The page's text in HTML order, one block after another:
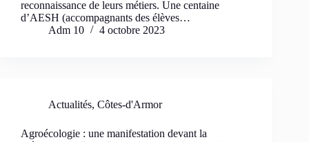
reconnaissance de leurs métiers. Une centaine
d’AESH (accompagnants des élèves…
Adm 10
4 octobre 2023
Actualités, Côtes-d'Armor
Agroécologie : une manifestation devant la